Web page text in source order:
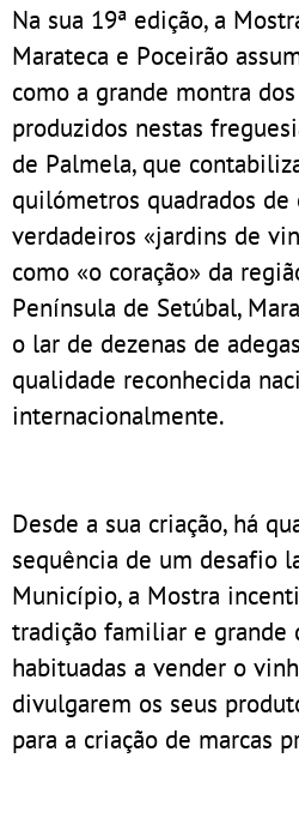
Na sua 19ª edição, a
Marateca e Poceirão
como a grande montra
produzidos nestas
de Palmela, que
quilómetros quadrados de
verdadeiros «jardins de
como «o coração» da
Península de Setúbal,
o lar de dezenas de
qualidade reconhecida
internacionalmente.
Desde a sua criação, há
sequência de um desafio
Município, a Mostra
tradição familiar e grande
habituadas a vender o
divulgarem os seus
para a criação de marcas